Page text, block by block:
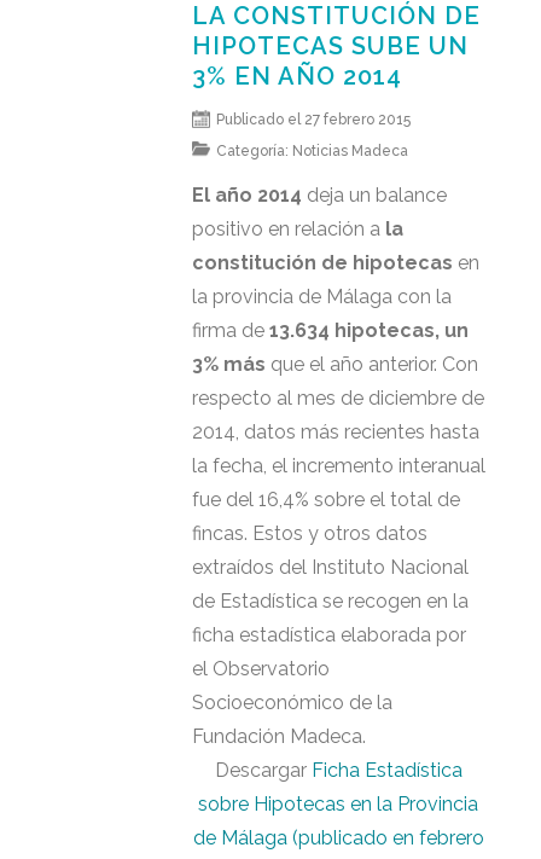
LA CONSTITUCIÓN DE
HIPOTECAS SUBE UN
3% EN AÑO 2014
Publicado el 27 febrero 2015
Categoría: Noticias Madeca
El año 2014 deja un balance
positivo en relación a la
constitución de hipotecas en
la provincia de Málaga con la
firma de 13.634 hipotecas, un
3% más que el año anterior. Con
respecto al mes de diciembre de
2014, datos más recientes hasta
la fecha, el incremento interanual
fue del 16,4% sobre el total de
fincas. Estos y otros datos
extraídos del Instituto Nacional
de Estadística se recogen en la
ficha estadística elaborada por
el Observatorio
Socioeconómico de la
Fundación Madeca.
Descargar Ficha Estadística
sobre Hipotecas en la Provincia
de Málaga (publicado en febrero